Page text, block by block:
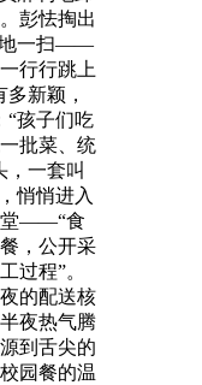
彭怯掏出
地一扫——
行行跳上
新颖，
“孩子们吃
批菜、统
，一套叫
悄悄进入
堂——“食
，公开采
过程”。
的配送核
夜热气腾
到舌尖的
园餐的温